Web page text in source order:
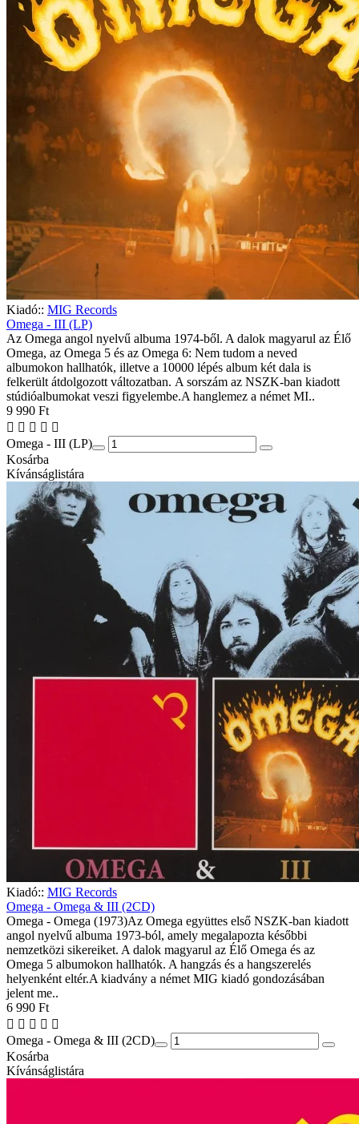
Kiadó:: MIG Records
Omega - III (LP)
Az Omega angol nyelvű albuma 1974-ből. A dalok magyarul az Élő
Omega, az Omega 5 és az Omega 6: Nem tudom a neved
albumokon hallhatók, illetve a 10000 lépés album két dala is
felkerült átdolgozott változatban. A sorszám az NSZK-ban kiadott
stúdióalbumokat veszi figyelembe.A hanglemez a német MI..
9 990 Ft
Omega - III (LP)
Kosárba
Kívánságlistára
Kiadó:: MIG Records
Omega - Omega & III (2CD)
Omega - Omega (1973)Az Omega együttes első NSZK-ban kiadott
angol nyelvű albuma 1973-ból, amely megalapozta későbbi
nemzetközi sikereiket. A dalok magyarul az Élő Omega és az
Omega 5 albumokon hallhatók. A hangzás és a hangszerelés
helyenként eltér.A kiadvány a német MIG kiadó gondozásában
jelent me..
6 990 Ft
Omega - Omega & III (2CD)
Kosárba
Kívánságlistára